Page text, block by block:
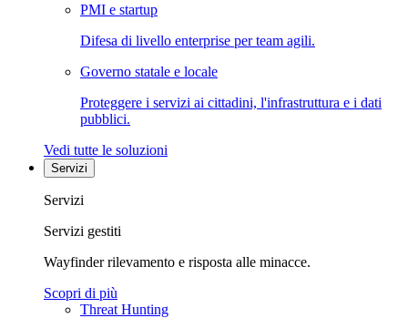
PMI e startup
Difesa di livello enterprise per team agili.
Governo statale e locale
Proteggere i servizi ai cittadini, l'infrastruttura e i dati
pubblici.
Vedi tutte le soluzioni
Servizi
Servizi
Servizi gestiti
Wayfinder rilevamento e risposta alle minacce.
Scopri di più
Threat Hunting